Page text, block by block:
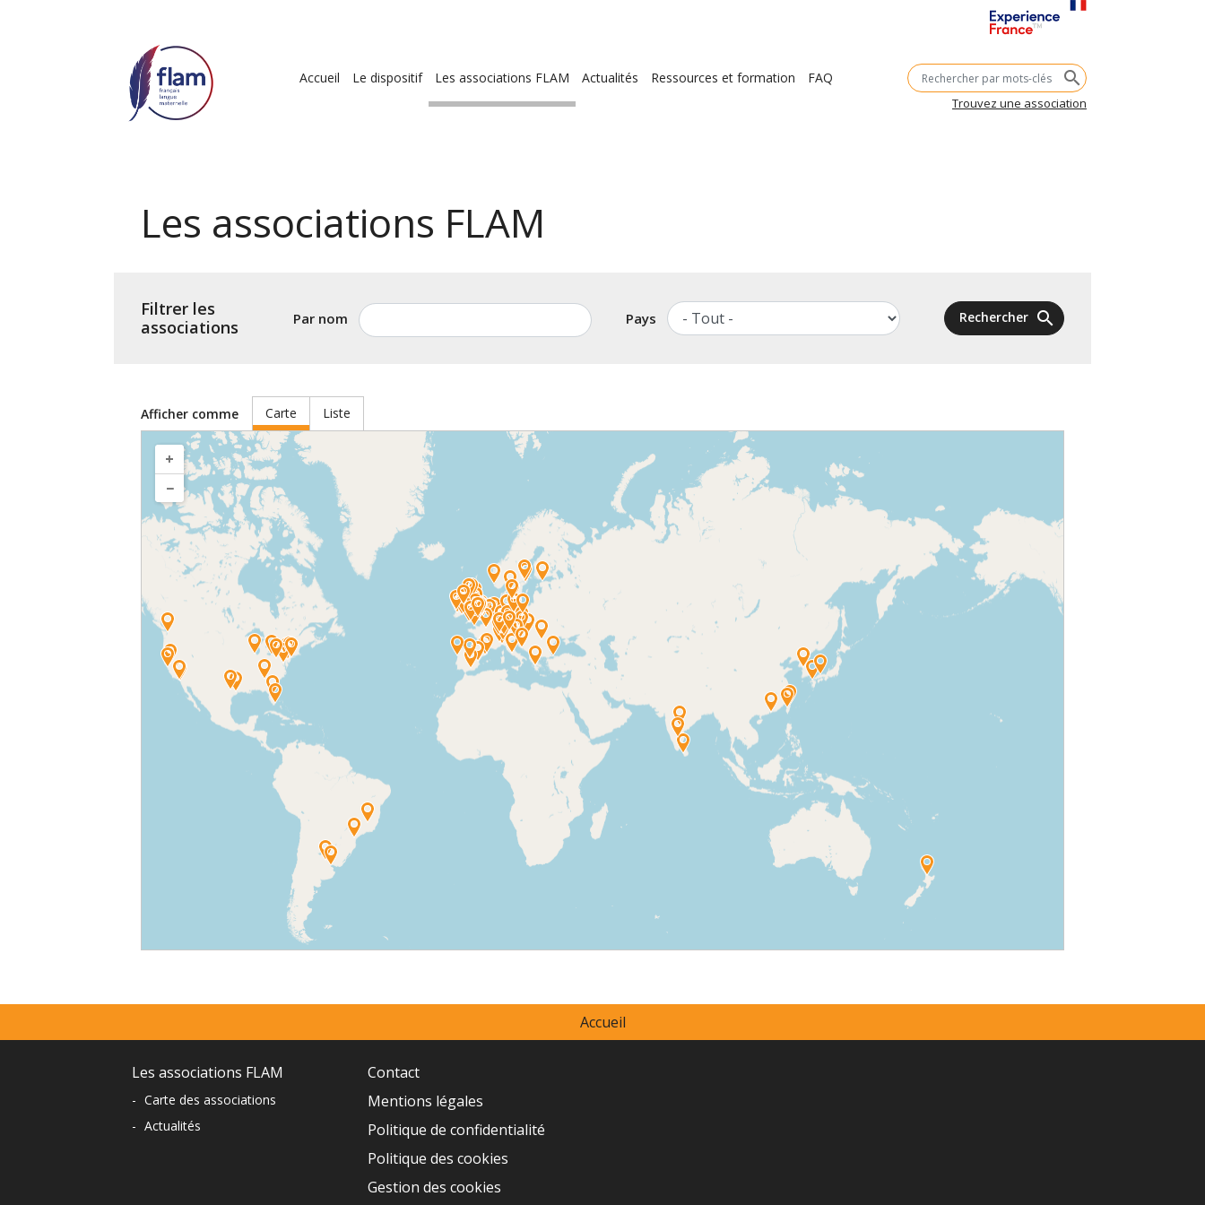
Navigation
Accueil Le dispositif Les associations FLAM Actualités Ressources et formation FAQ
Mots-
clés
search
Trouvez une association
Les associations FLAM
Filtrer les
associations
Par nom Pays Rechercher search
Afficher comme Carte Liste
+
−
+
−
Accueil
Navigation
du
Les associations FLAM
- Carte des associations
- Actualités
Contact
Mentions légales
Politique de confidentialité
Politique des cookies
Gestion des cookies